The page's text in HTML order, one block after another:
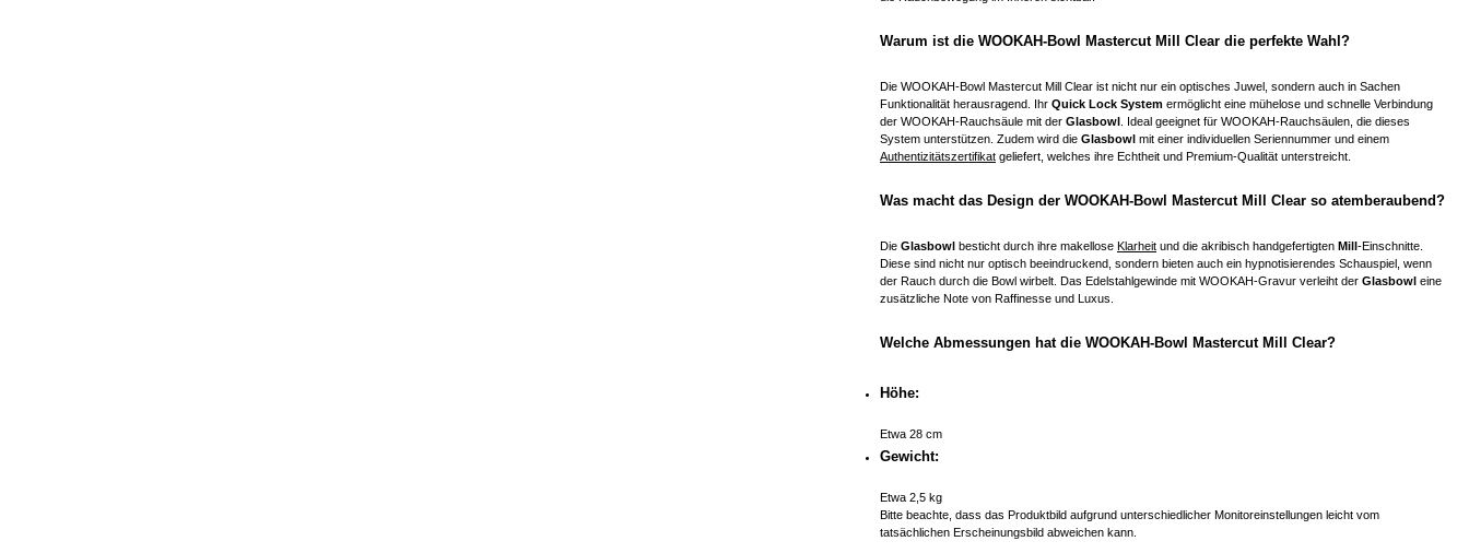
Warum ist die WOOKAH-Bowl Mastercut Mill Clear die perfekte Wahl?
Die WOOKAH-Bowl Mastercut Mill Clear ist nicht nur ein optisches Juwel, sondern auch in Sachen
Funktionalität herausragend. Ihr Quick Lock System ermöglicht eine mühelose und schnelle Verbindung
der WOOKAH-Rauchsäule mit der Glasbowl . Ideal geeignet für WOOKAH-Rauchsäulen, die dieses
System unterstützen. Zudem wird die Glasbowl mit einer individuellen Seriennummer und einem
Authentizitätszertifikat geliefert, welches ihre Echtheit und Premium-Qualität unterstreicht.
Was macht das Design der WOOKAH-Bowl Mastercut Mill Clear so atemberaubend?
Die Glasbowl besticht durch ihre makellose Klarheit und die akribisch handgefertigten Mill-Einschnitte.
Diese sind nicht nur optisch beeindruckend, sondern bieten auch ein hypnotisierendes Schauspiel, wenn
der Rauch durch die Bowl wirbelt. Das Edelstahlgewinde mit WOOKAH-Gravur verleiht der Glasbowl eine
zusätzliche Note von Raffinesse und Luxus.
Welche Abmessungen hat die WOOKAH-Bowl Mastercut Mill Clear?
Höhe:
Etwa 28 cm
Gewicht:
Etwa 2,5 kg
Bitte beachte, dass das Produktbild aufgrund unterschiedlicher Monitoreinstellungen leicht vom
tatsächlichen Erscheinungsbild abweichen kann.